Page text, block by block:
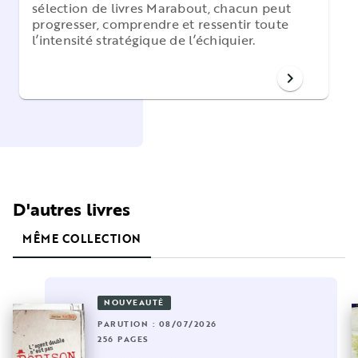
sélection de livres Marabout, chacun peut
progresser, comprendre et ressentir toute
l’intensité stratégique de l’échiquier.
chevron_right
D'autres livres
MÊME COLLECTION
NOUVEAUTÉ
PARUTION : 08/07/2026
256 PAGES